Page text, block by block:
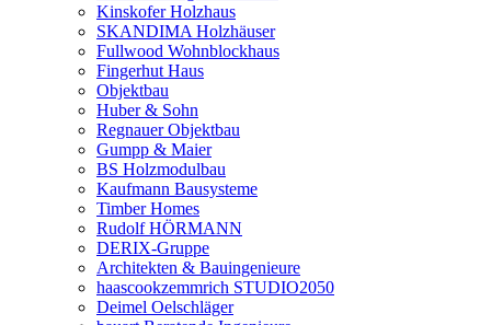
Kinskofer Holzhaus
SKANDIMA Holzhäuser
Fullwood Wohnblockhaus
Fingerhut Haus
Objektbau
Huber & Sohn
Regnauer Objektbau
Gumpp & Maier
BS Holzmodulbau
Kaufmann Bausysteme
Timber Homes
Rudolf HÖRMANN
DERIX-Gruppe
Architekten & Bauingenieure
haascookzemmrich STUDIO2050
Deimel Oelschläger